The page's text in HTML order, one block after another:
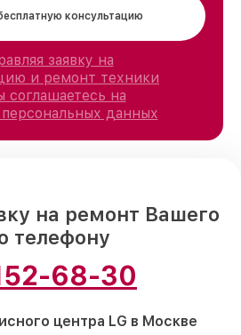
консультацию
заявку на
и ремонт техники
соглашаетесь на
персональных данных
на ремонт Вашего
телефону
68-30
центра LG в Москве